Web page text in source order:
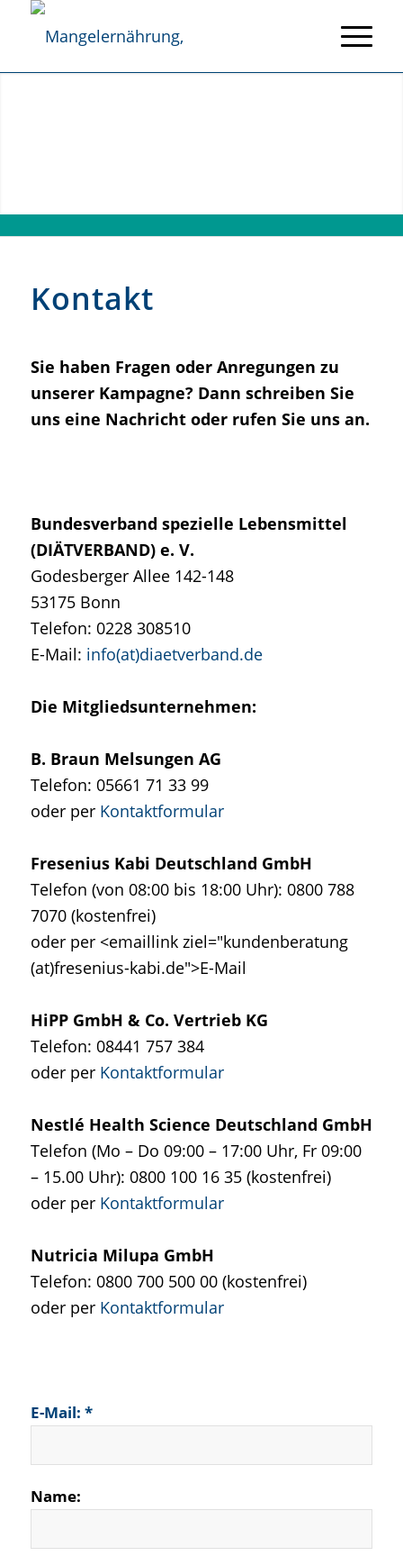
Kontakt
Sie haben Fragen oder Anregungen zu
unserer Kampagne? Dann schreiben Sie
uns eine Nachricht oder rufen Sie uns an.
Bundesverband spezielle Lebensmittel
(DIÄTVERBAND) e. V.
Godesberger Allee 142-148
53175 Bonn
Telefon: 0228 308510
E-Mail: info(at)diaetverband.de
Die Mitgliedsunternehmen:
B. Braun Melsungen AG
Telefon: 05661 71 33 99
oder per Kontaktformular
Fresenius Kabi Deutschland GmbH
Telefon (von 08:00 bis 18:00 Uhr): 0800 788
7070 (kostenfrei)
oder per <emaillink ziel="kundenberatung
(at)fresenius-kabi.de">E-Mail
HiPP GmbH & Co. Vertrieb KG
Telefon: 08441 757 384
oder per Kontaktformular
Nestlé Health Science Deutschland GmbH
Telefon (Mo – Do 09:00 – 17:00 Uhr, Fr 09:00
– 15.00 Uhr): 0800 100 16 35 (kostenfrei)
oder per Kontaktformular
Nutricia Milupa GmbH
Telefon: 0800 700 500 00 (kostenfrei)
oder per Kontaktformular
E-Mail: *
Name: